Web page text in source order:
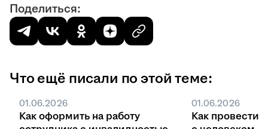
Поделиться:
Что ещё писали по этой теме:
01.06.2026
Как оформить на работу
01.06.2026
Как провести